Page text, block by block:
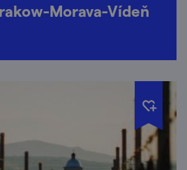
Morava-Vídeň